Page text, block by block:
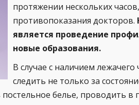
протяжении нескольких
противопоказания докторов.
является проведение
новые образования.
В случае с наличием
следить не только за
белье, проводить